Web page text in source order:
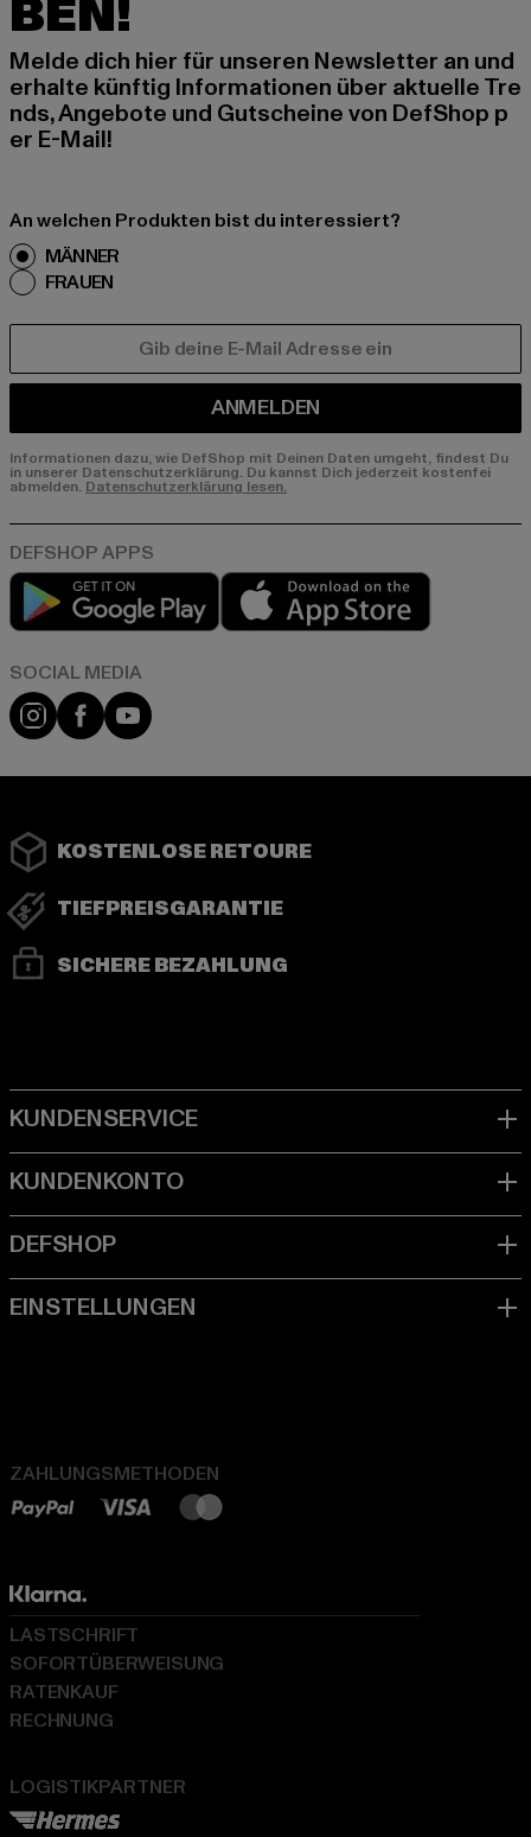
BEN!
Melde dich hier für unseren Newsletter an und
erhalte künftig Informationen über aktuelle Tre
nds, Angebote und Gutscheine von DefShop p
er E-Mail!
An welchen Produkten bist du interessiert?
MÄNNER
FRAUEN
ANMELDEN
Informationen dazu, wie DefShop mit Deinen Daten umgeht, findest Du
in unserer Datenschutzerklärung. Du kannst Dich jederzeit kostenfei
abmelden. Datenschutzerklärung lesen.
Play market
Instagram
FacebookYouTube
KOSTENLOSE RETOURE
TIEFPREISGARANTIE
SICHERE BEZAHLUNG
ZAHLUNGSMETHODEN
LOGISTIKPARTNER
LASTSCHRIFT
SOFORTÜBERWEISUNG
RATENKAUF
RECHNUNG